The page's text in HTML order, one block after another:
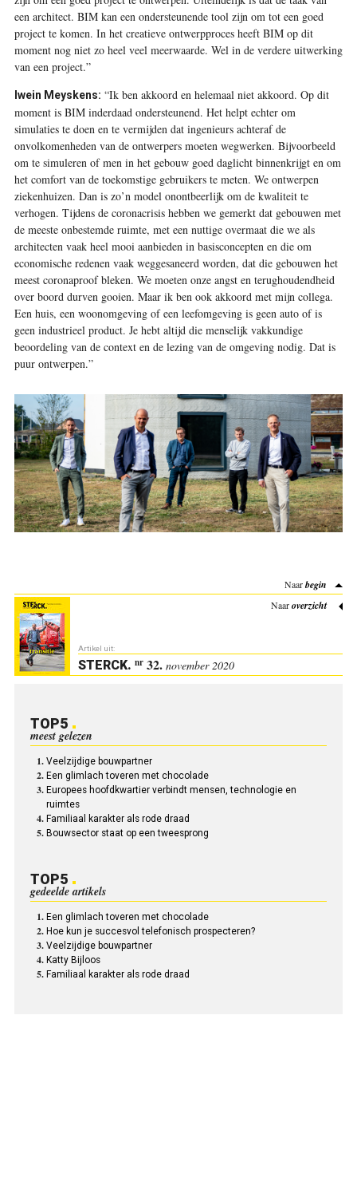
een architect. BIM kan een ondersteunende tool zijn om tot een goed
project te komen. In het creatieve ontwerpproces heeft BIM op dit
moment nog niet zo heel veel meerwaarde. Wel in de verdere uitwerking
van een project.”
Iwein Meyskens: “Ik ben akkoord en helemaal niet akkoord. Op dit
moment is BIM inderdaad ondersteunend. Het helpt echter om
simulaties te doen en te vermijden dat ingenieurs achteraf de
onvolkomenheden van de ontwerpers moeten wegwerken. Bijvoorbeeld
om te simuleren of men in het gebouw goed daglicht binnenkrijgt en om
het comfort van de toekomstige gebruikers te meten. We ontwerpen
ziekenhuizen. Dan is zo’n model onontbeerlijk om de kwaliteit te
verhogen. Tijdens de coronacrisis hebben we gemerkt dat gebouwen met
de meeste onbestemde ruimte, met een nuttige overmaat die we als
architecten vaak heel mooi aanbieden in basisconcepten en die om
economische redenen vaak weggesaneerd worden, dat die gebouwen het
meest coronaproof bleken. We moeten onze angst en terughoudendheid
over boord durven gooien. Maar ik ben ook akkoord met mijn collega.
Een huis, een woonomgeving of een leefomgeving is geen auto of is
geen industrieel product. Je hebt altijd die menselijk vakkundige
beoordeling van de context en de lezing van de omgeving nodig. Dat is
puur ontwerpen.”
Naarbegin
Naaroverzicht
Artikel uit:
STERCK. nr32. november 2020
TOP5
meest gelezen
Veelzijdige bouwpartner
Een glimlach toveren met chocolade
Europees hoofd­kwartier verbindt mensen, technologie en
ruimtes
Familiaal karakter als rode draad
Bouwsector staat op een tweesprong
TOP5
gedeelde artikels
Een glimlach toveren met chocolade
Hoe kun je succesvol telefonisch prospecteren?
Veelzijdige bouwpartner
Katty Bijloos
Familiaal karakter als rode draad